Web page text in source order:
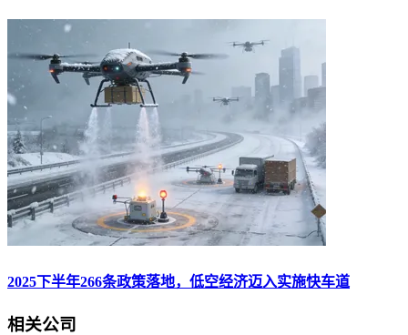
2025下半年266条政策落地，低空经济迈入实施快车道
相关公司